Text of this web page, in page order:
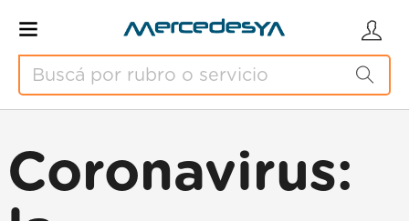
Coronavirus: